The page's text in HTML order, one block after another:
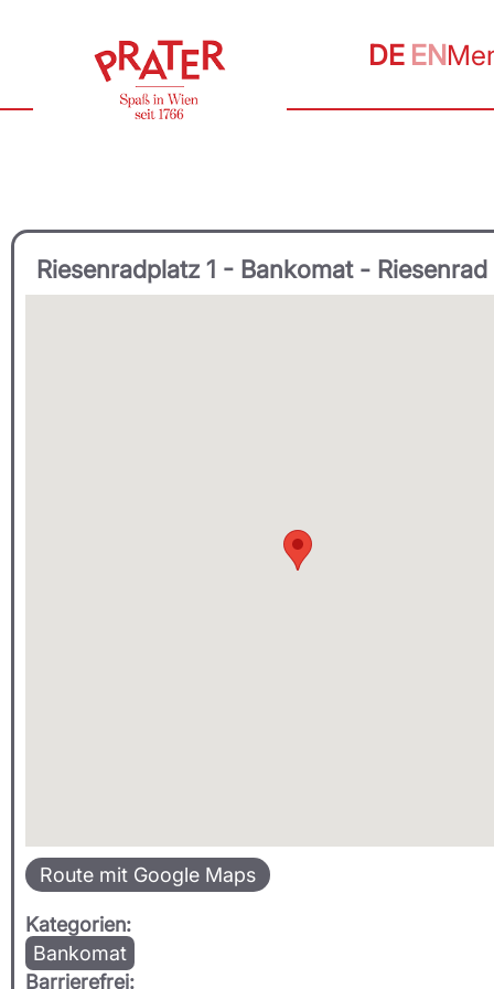
DE EN
Riesenradplatz 1 - Bankomat - Riesenrad
Route mit Google Maps
Kategorien:
Bankomat
Barrierefrei: